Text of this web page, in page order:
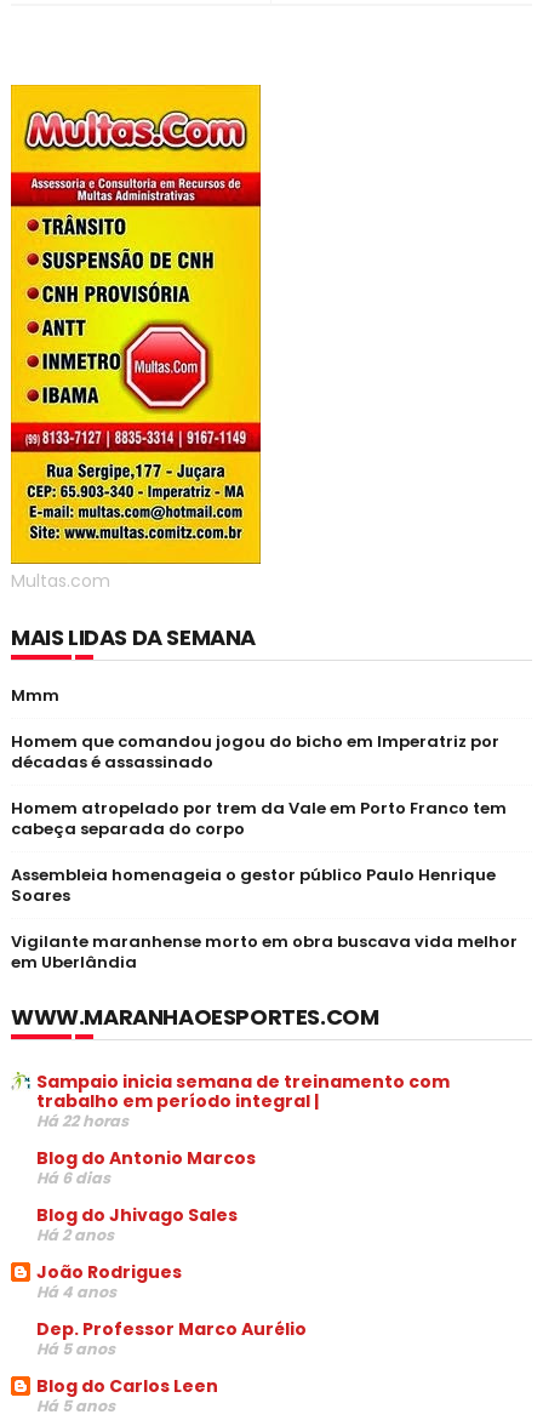
Multas.com
MAIS LIDAS DA SEMANA
Mmm
Homem que comandou jogou do bicho em Imperatriz por
décadas é assassinado
Homem atropelado por trem da Vale em Porto Franco tem
cabeça separada do corpo
Assembleia homenageia o gestor público Paulo Henrique
Soares
Vigilante maranhense morto em obra buscava vida melhor
em Uberlândia
WWW.MARANHAOESPORTES.COM
Sampaio inicia semana de treinamento com
trabalho em período integral |
Há 22 horas
Blog do Antonio Marcos
Há 6 dias
Blog do Jhivago Sales
Há 2 anos
João Rodrigues
Há 4 anos
Dep. Professor Marco Aurélio
Há 5 anos
Blog do Carlos Leen
Há 5 anos